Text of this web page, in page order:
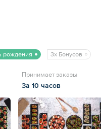
рождения 3x Бонусов
Принимает заказы
За 10 часов